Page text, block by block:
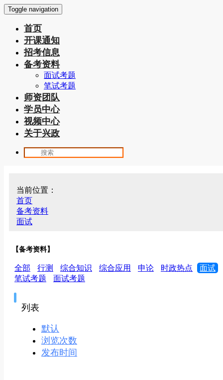
Toggle navigation
首页
开课通知
招考信息
备考资料
面试考题
笔试考题
师资团队
学员中心
视频中心
关于兴政
当前位置：
首页
备考资料
面试
【备考资料】
全部 行测 综合知识 综合应用 申论 时政热点
面试
笔试考题
面试考题
列表
默认
浏览次数
发布时间